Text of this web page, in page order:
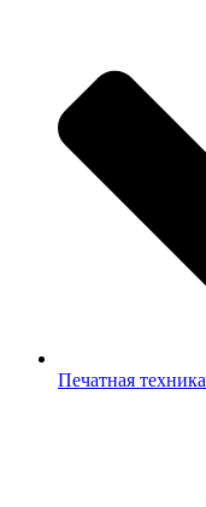
Печатная техника